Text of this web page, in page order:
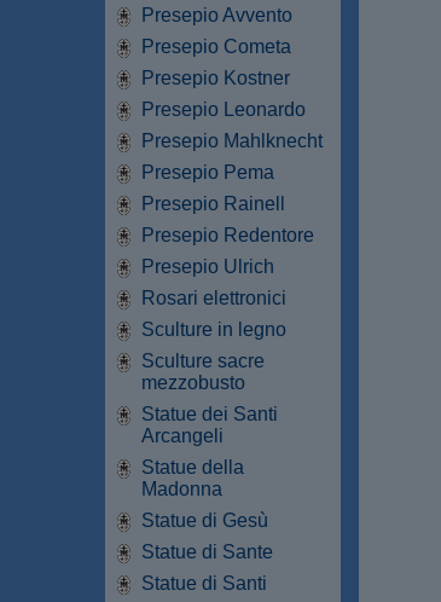
Presepio Avvento
Presepio Cometa
Presepio Kostner
Presepio Leonardo
Presepio Mahlknecht
Presepio Pema
Presepio Rainell
Presepio Redentore
Presepio Ulrich
Rosari elettronici
Sculture in legno
Sculture sacre
mezzobusto
Statue dei Santi
Arcangeli
Statue della
Madonna
Statue di Gesù
Statue di Sante
Statue di Santi